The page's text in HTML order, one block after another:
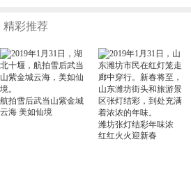
精彩推荐
航拍雪后武当山紫金城
云海 美如仙境
潍坊张灯结彩年味浓
红红火火迎新春